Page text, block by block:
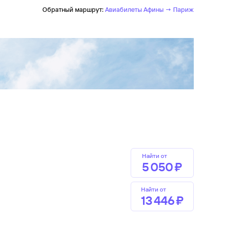
Обратный маршрут:Авиабилеты Афины → Париж
Найти от
5 ⁠050 ⁠₽
Найти от
13 ⁠446 ⁠₽